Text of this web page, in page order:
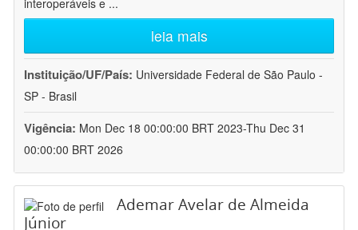
interoperáveis e ...
leia mais
Instituição/UF/País: Universidade Federal de São Paulo -
SP - Brasil
Vigência: Mon Dec 18 00:00:00 BRT 2023-Thu Dec 31
00:00:00 BRT 2026
Ademar Avelar de Almeida
Júnior